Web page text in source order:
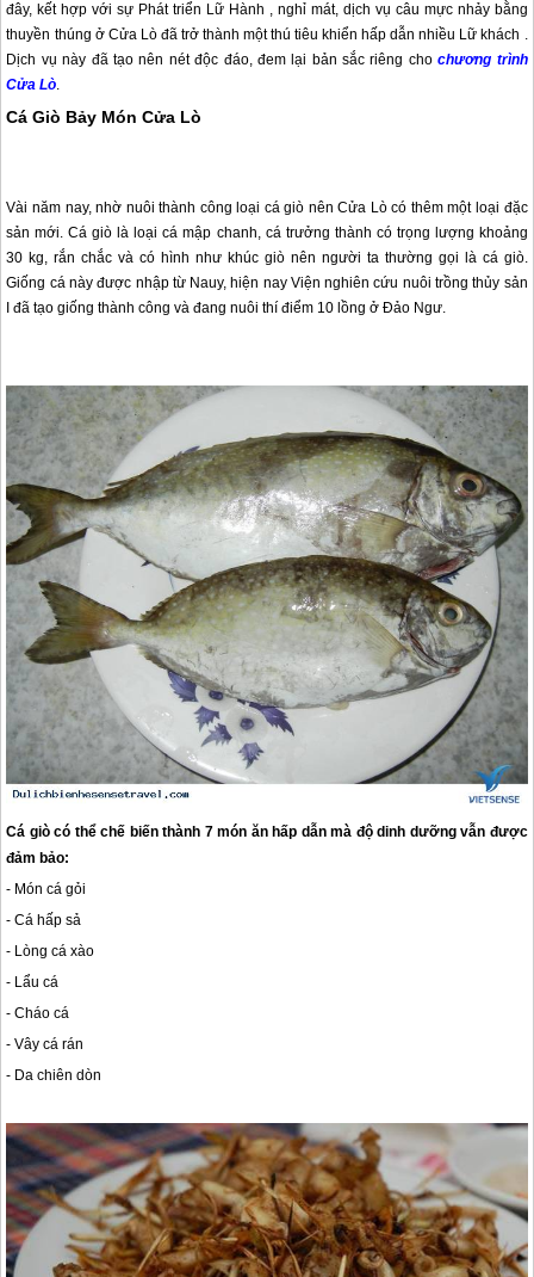
đây, kết hợp với sự Phát triển Lữ Hành , nghỉ mát, dịch vụ câu mực nhảy bằng
thuyền thúng ở Cửa Lòđã trở thành một thú tiêu khiển hấp dẫn nhiều Lữ khách .
Dịch vụ này đã tạo nên nét độc đáo, đem lại bản sắc riêng chochương trình
Cửa Lò.
Cá Giò Bảy Món Cửa Lò
Vài năm nay, nhờ nuôi thành công loại cá giò nênCửa Lòcó thêm một loại đặc
sản mới. Cá giò là loại cá mập chanh, cá trưởng thành có trọng lượng khoảng
30 kg, rắn chắc và có hình như khúc giò nên người ta thường gọi là cá giò.
Giống cá này được nhập từ Nauy, hiện nay Viện nghiên cứu nuôi trồng thủy sản
I đã tạo giống thành công và đang nuôi thí điểm 10 lồng ở Đảo Ngư.
Cá giò có thể chế biến thành 7 món ăn hấp dẫn mà độ dinh dưỡng vẫn được
đảm bảo:
- Món cá gỏi
- Cá hấp sả
- Lòng cá xào
- Lẩu cá
- Cháo cá
- Vây cá rán
- Da chiên dòn